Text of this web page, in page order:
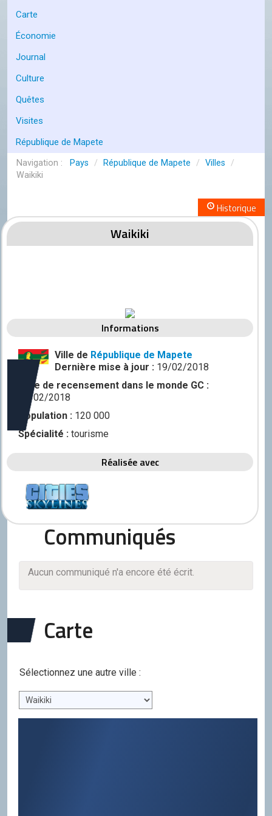
Histoire
Économie
Politique
Carte
Économie
Journal
Culture
Quêtes
Visites
République de Mapete
Pays / République de Mapete / Villes /
Waikiki
Historique
Waikiki
Informations
Ville de République de Mapete
Dernière mise à jour : 19/02/2018
Date de recensement dans le monde GC :
19/02/2018
Population : 120 000
Spécialité : tourisme
Réalisée avec
Communiqués
Aucun communiqué n'a encore été écrit.
Carte
Sélectionnez une autre ville :